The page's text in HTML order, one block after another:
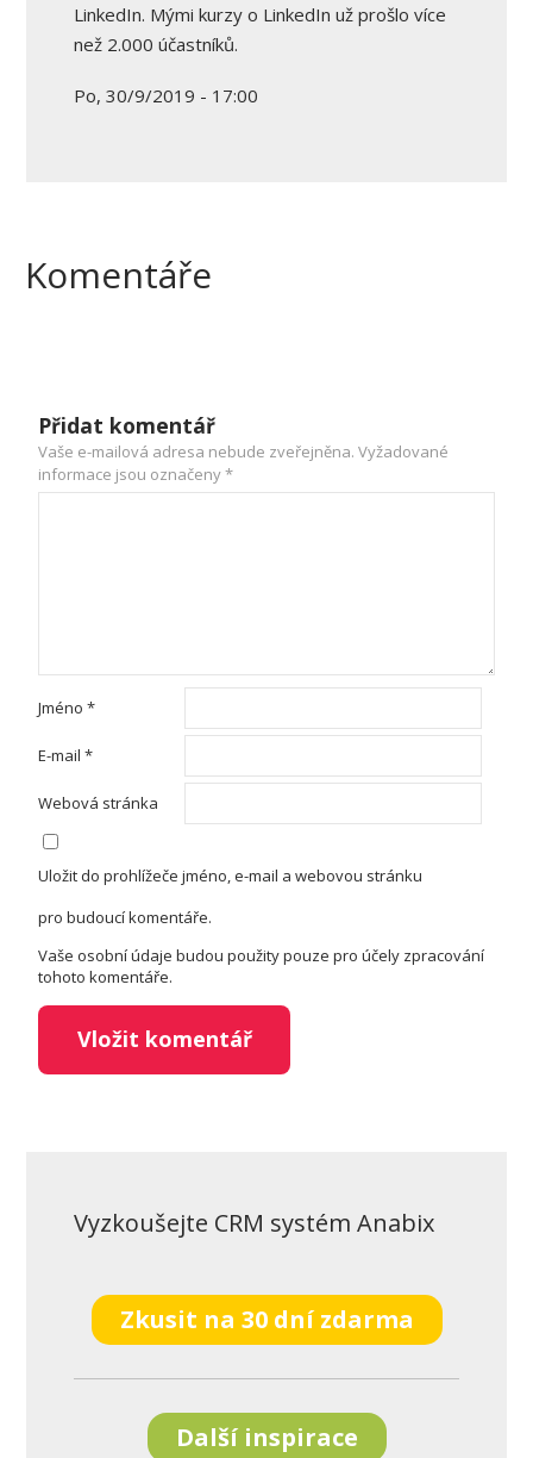
LinkedIn. Mými kurzy o LinkedIn už prošlo více
než 2.000 účastníků.
Po, 30/9/2019 - 17:00
Komentáře
Přidat komentář
Vaše e-mailová adresa nebude zveřejněna. Vyžadované
informace jsou označeny*
Jméno*
E-mail*
Webová stránka
Uložit do prohlížeče jméno, e-mail a webovou stránku
pro budoucí komentáře.
Vaše osobní údaje budou použity pouze pro účely zpracování
tohoto komentáře.
Vyzkoušejte CRM systém Anabix
Zkusit na 30 dní zdarma
Další inspirace